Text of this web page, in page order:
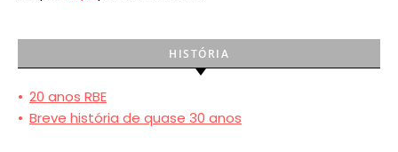
HISTÓRIA
• 20 anos RBE
• Breve história de quase 30 anos